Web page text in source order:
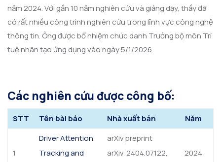
năm 2024. Với gần 10 năm nghiên cứu và giảng dạy, thầy đã
có rất nhiều công trình nghiên cứu trong lĩnh vực công nghệ
thông tin. Ông được bổ nhiệm chức danh Trưởng bộ môn Trí
tuệ nhân tạo ứng dụng vào ngày 5/1/2026
Các nghiên cứu được công bố:
STT Tên bài báo Nhà xuất bản Năm
1
Driver Attention
Tracking and
arXiv preprint
arXiv:2404.07122,
2024